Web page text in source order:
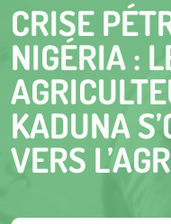
CRISE
NIGÉRIA :
KADUNA
VERS